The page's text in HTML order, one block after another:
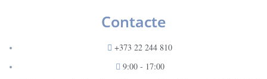
Contacte
+373 22 244 810
9:00 - 17:00